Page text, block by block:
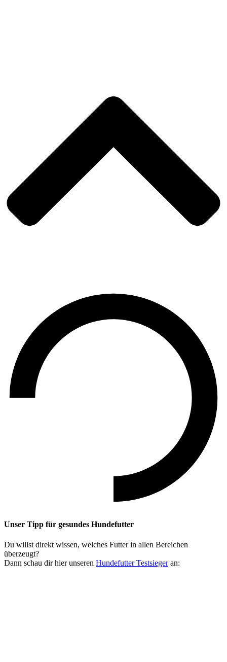
Unser Tipp für gesundes Hundefutter
Du willst direkt wissen, welches Futter in allen Bereichen
überzeugt?
Dann schau dir hier unseren Hundefutter Testsiegeran: